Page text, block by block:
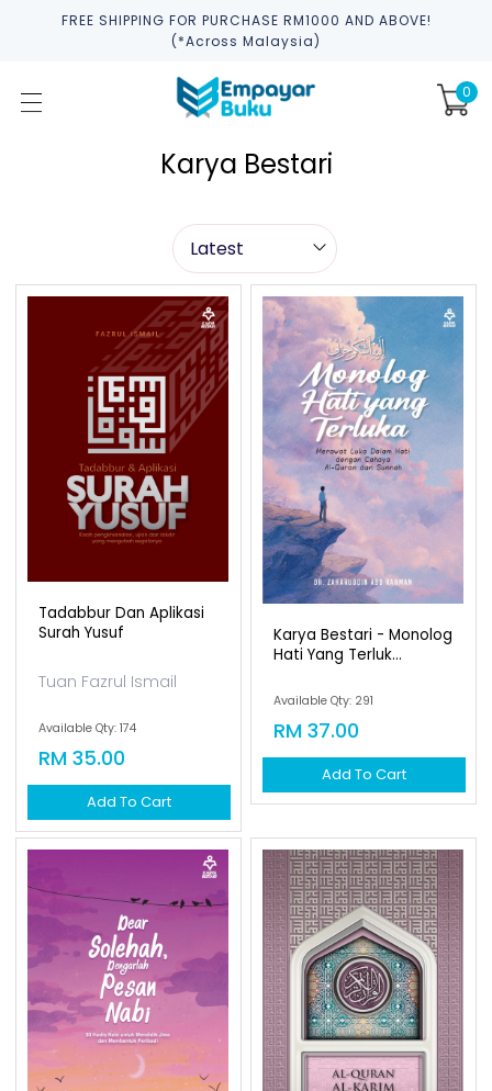
FREE SHIPPING FOR PURCHASE RM1000 AND ABOVE!
(*across Malaysia)
0
Karya Bestari
Tadabbur Dan Aplikasi
Surah Yusuf
Tuan Fazrul Ismail
Available Qty: 174
RM 35.00
Add To Cart
Karya Bestari - Monolog
Hati Yang Terluk...
Available Qty: 291
RM 37.00
Add To Cart